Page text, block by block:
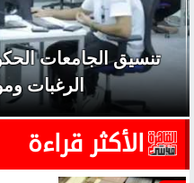
الرغبات
الأكثر قراءة